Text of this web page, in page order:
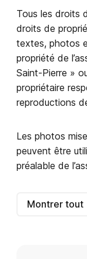
Tous les droits
droits de
textes, photos
propriété de
Saint-Pierre »
propriétaire
reproductions
Les photos
peuvent être
préalable de
Montrer tout